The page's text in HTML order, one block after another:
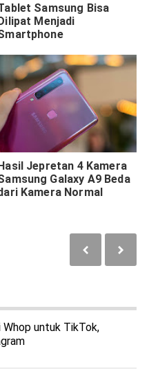
Samsung Bisa
Menjadi
Jepretan 4 Kamera
Galaxy A9 Beda
Kamera Normal
Whop untuk TikTok,